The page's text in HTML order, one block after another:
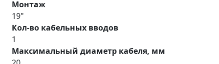
Монтаж
19"
Кол-во кабельных вводов
1
Максимальный диаметр кабеля, мм